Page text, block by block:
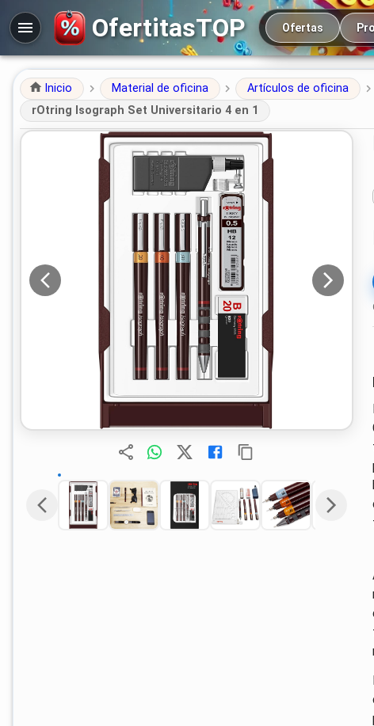
OfertitasTOP Navegación
Ofertas
Inicio Material de oficina Artículos de oficina
rOtring Isograph Set Universitario 4 en 1